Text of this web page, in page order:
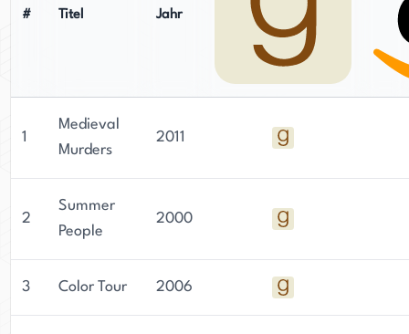
# Titel Jahr
1
Medieval
Murders
2011
2
Summer
People
2000
3 Color Tour 2006